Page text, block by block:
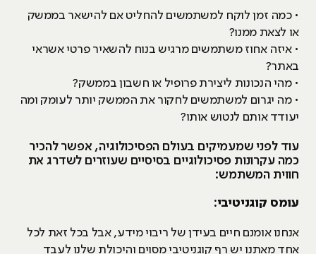
• כמה זמן לוקח למשתמשים להחליט אם להישאר בממשק
או לצאת ממנו?
• איזה אחוז משתמשים מרגיש בנוח להשאיר פרטי אשראי
באתר?
• מהי הנכונות ליצירת פרופיל או חשבון בממשק?
• מה יגרום למשתמשים לחקור את הממשק יותר לעומק ומה
יעודד אותם לנטוש אותו?
עוד לפני שמעמיקים בעולם הפסיכולוגיה, אפשר להכיר
כמה עקרונות פסיכולוגיים בסיסיים שעוזרים לשדרג את
חווית המשתמש:
עומס קוגניטיבי:
אנחנו אומנם חיים בעידן של ריבוי מידע, אבל בכל זאת לכל
אחד מאתנו יש רף קוגניטיבי מסוים והיכולת שלנו לעבד